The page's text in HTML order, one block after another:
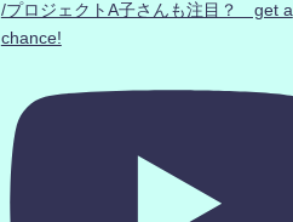
/プロジェクトA子さんも注目？ get a
chance!